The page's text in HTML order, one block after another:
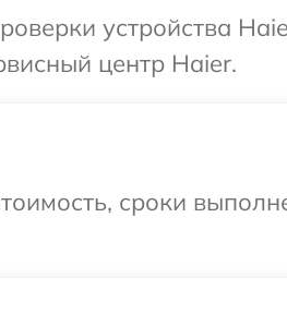
устройства
центр Haier.
сроки